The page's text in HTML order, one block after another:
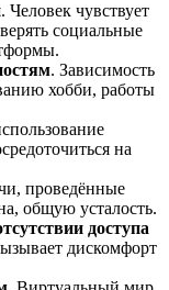
. Человек чувствует
социальные
. Зависимость
хобби, работы
на
проведённые
общую усталость.
доступа
дискомфорт